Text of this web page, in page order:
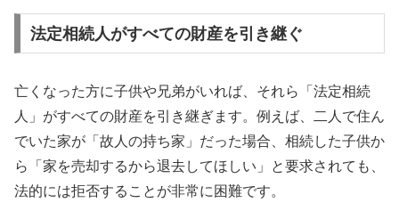
法定相続人がすべての財産を引き継ぐ
亡くなった方に子供や兄弟がいれば、それら「法定相続
人」がすべての財産を引き継ぎます。例えば、二人で住ん
でいた家が「故人の持ち家」だった場合、相続した子供か
ら「家を売却するから退去してほしい」と要求されても、
法的には拒否することが非常に困難です。